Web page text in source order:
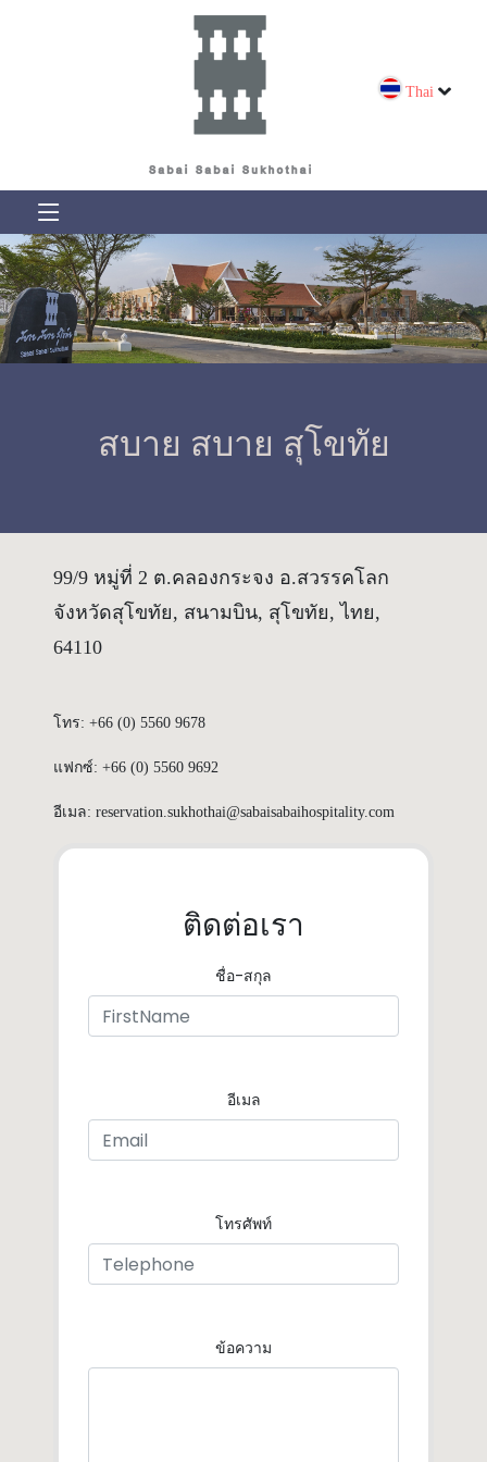
Thai
สบาย สบาย สุโขทัย
99/9 หมู่ที่ 2 ต.คลองกระจง อ.สวรรคโลก
จังหวัดสุโขทัย, สนามบิน, สุโขทัย, ไทย,
64110
โทร: +66 (0) 5560 9678
แฟกซ์: +66 (0) 5560 9692
อีเมล: reservation.sukhothai@sabaisabaihospitality.com
ติดต่อเรา
ชื่อ-สกุล
อีเมล
โทรศัพท์
ข้อความ